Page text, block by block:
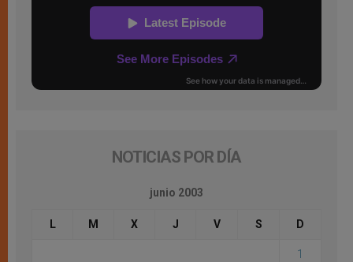
NOTICIAS POR DÍA
junio 2003
L M X J V S D
1